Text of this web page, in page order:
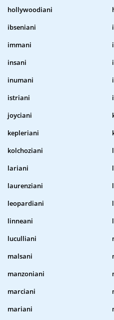
hollywoodiani
ibseniani
immani
insani
inumani
istriani
joyciani
kepleriani
kolchoziani
lariani
laurenziani
leopardiani
linneani
luculliani
malsani
manzoniani
marciani
mariani